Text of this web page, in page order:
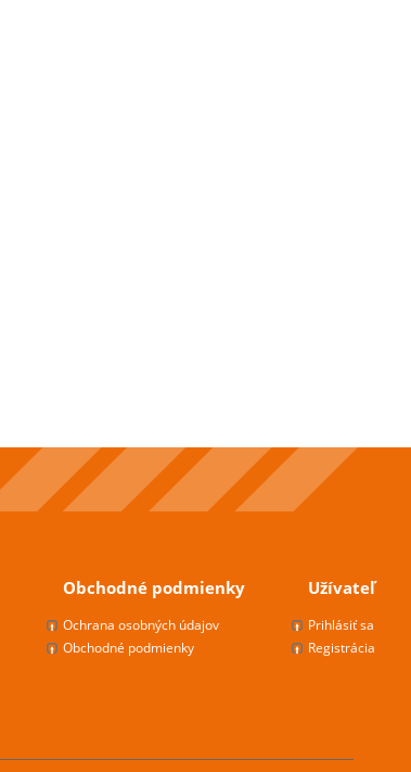
Obchodné podmienky
Ochrana osobných údajov
Obchodné podmienky
Užívateľ
Prihlásiť sa
Registrácia